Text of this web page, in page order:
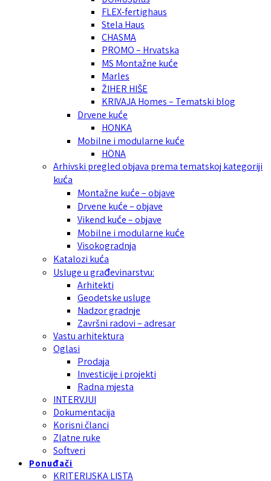
FLEX-fertighaus
Stela Haus
CHASMA
PROMO – Hrvatska
MS Montažne kuće
Marles
ŽIHER HIŠE
KRIVAJA Homes – Tematski blog
Drvene kuće
HONKA
Mobilne i modularne kuće
HÖNA
Arhivski pregled objava prema tematskoj kategoriji
kuća
Montažne kuće – objave
Drvene kuće – objave
Vikend kuće – objave
Mobilne i modularne kuće
Visokogradnja
Katalozi kuća
Usluge u građevinarstvu:
Arhitekti
Geodetske usluge
Nadzor gradnje
Završni radovi – adresar
Vastu arhitektura
Oglasi
Prodaja
Investicije i projekti
Radna mjesta
INTERVJUI
Dokumentacija
Korisni članci
Zlatne ruke
Softveri
Ponuđači
KRITERIJSKA LISTA